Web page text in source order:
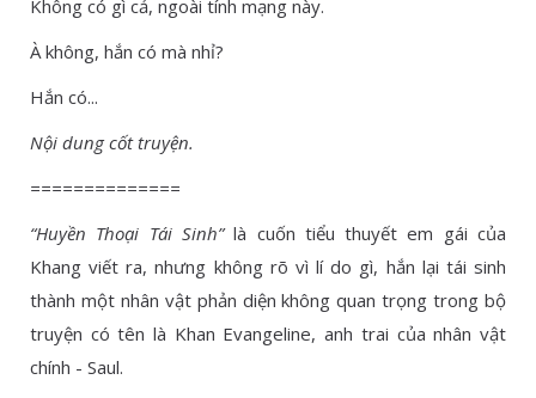
Không có gì cả, ngoài tính mạng này.
À không, hắn có mà nhỉ?
Hắn có...
Nội dung cốt truyện.
==============
“Huyền Thoại Tái Sinh”là cuốn tiểu thuyết em gái của
Khang viết ra, nhưng không rõ vì lí do gì, hắn lại tái sinh
thành một nhân vật phản diện không quan trọng trong bộ
truyện có tên là Khan Evangeline, anh trai của nhân vật
chính - Saul.